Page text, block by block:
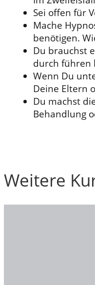
Sei offen für
Mache
benötigen.
Du brauchst
durch führen
Wenn Du
Deine Eltern
Du machst
Behandlung
Weitere